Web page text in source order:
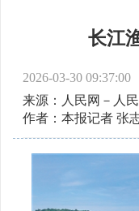
长江
2026-03-30 09:37:00
来源：人民网－人
作者：本报记者 张